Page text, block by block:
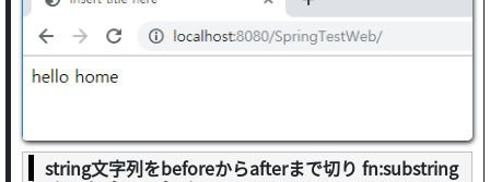
string文字列をbeforeからafterまで切り fn:substring